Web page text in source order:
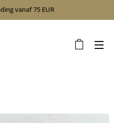
vanaf 75 EUR